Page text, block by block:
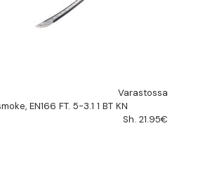
Varastossa
EN166 FT. 5-3.1 1 BT KN
Sh. 21.95€